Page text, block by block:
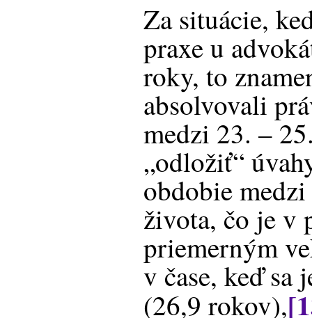
Za situácie,
praxe u
roky, to
absolvovali
medzi 23. –
„odložiť“
obdobie
života, čo je v
priemerným
v čase, keď sa
(26,9 rokov),